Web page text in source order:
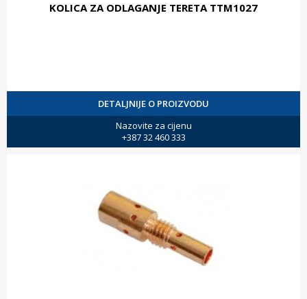
KOLICA ZA ODLAGANJE TERETA TTM1027
DETALJNIJE O PROIZVODU
Nazovite za cijenu
+387 32 460 333